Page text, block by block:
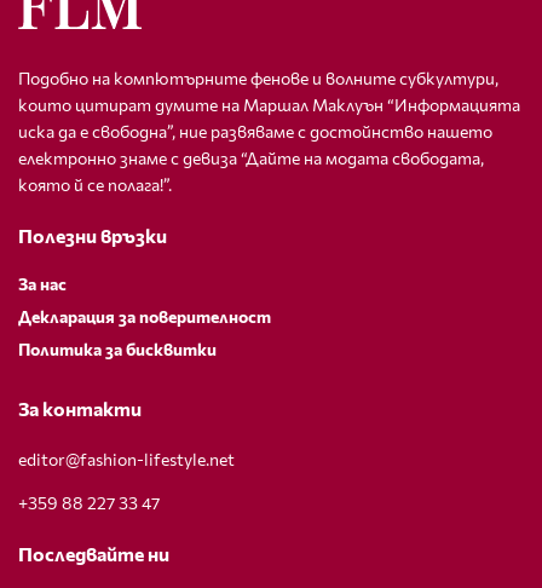
Подобно на компютърните фенове и волните субкултури,
които цитират думите на Маршал Маклуън “Информацията
иска да е свободна”, ние развяваме с достойнство нашето
електронно знаме с девиза “Дайте на модата свободата,
която й се полага!”.
Полезни връзки
За нас
Декларация за поверителност
Политика за бисквитки
За контакти
editor@fashion-lifestyle.net
+359 88 227 33 47
Последвайте ни